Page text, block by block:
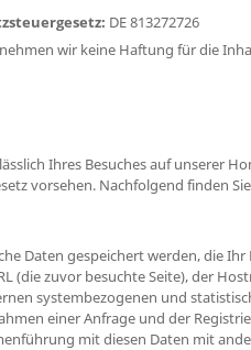
DE 813272726
wir keine Haftung für die
Ihres Besuches auf unserer
vorsehen. Nachfolgend finden
Daten gespeichert werden, die
(die zuvor besuchte Seite), der
systembezogenen und
einer Anfrage und der
mit diesen Daten mit